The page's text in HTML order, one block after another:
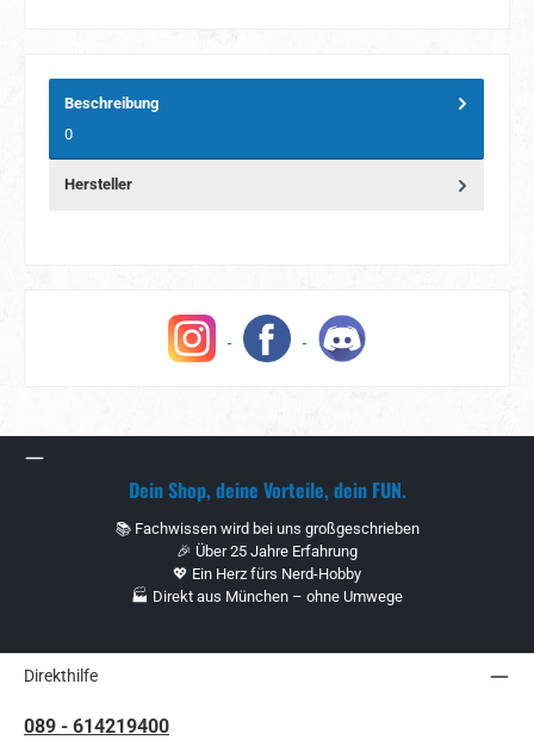
Beschreibung
0
Hersteller
Dein Shop, deine Vorteile, dein FUN.
📚 Fachwissen wird bei uns großgeschrieben
🎉 Über 25 Jahre Erfahrung
💖 Ein Herz fürs Nerd-Hobby
🏭 Direkt aus München – ohne Umwege
Direkthilfe
089 - 614219400